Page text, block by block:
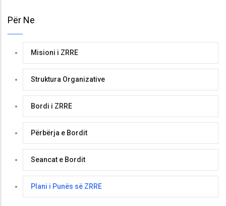
Për Ne
Misioni i ZRRE
Struktura Organizative
Bordi i ZRRE
Përbërja e Bordit
Seancat e Bordit
Plani i Punës së ZRRE